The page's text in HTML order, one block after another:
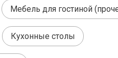
Мебель для гостиной
Кухонные столы